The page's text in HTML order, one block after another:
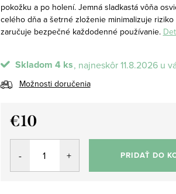
pokožku a po holení. Jemná sladkastá vôňa
celého dňa a šetrné zloženie minimalizuje riziko
zaručuje bezpečné každodenné používanie.
Skladom 4 ks 11.8.2026
Možnosti doručenia
€10
Jednotková
PRIDAŤ DO